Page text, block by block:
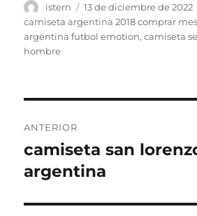
Autor
istern
Publicado
el
13 de diciembre de 2022
camiseta argentina 2018 comprar
argentina futbol emotion,camiseta
hombre
de
entradas
ANTERIOR
Entrada
anterior:
camiseta san
argentina